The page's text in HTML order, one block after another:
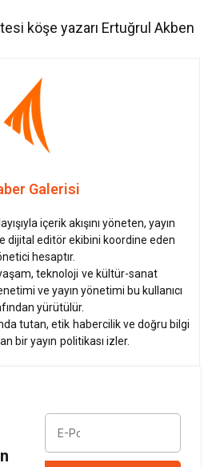
köşe yazarı Ertuğrul Akben
Galerisi
içerik akışını yöneten, yayın
dijital editör ekibini koordine eden
hesaptır.
teknoloji ve kültür-sanat
ve yayın yönetimi bu kullanıcı
yürütülür.
tutan, etik habercilik ve doğru bilgi
bir yayın politikası izler.